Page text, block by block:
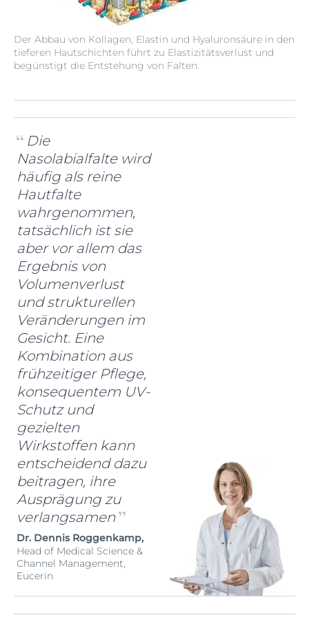
Der Abbau von Kollagen, Elastin und Hyaluronsäure in den
tieferen Hautschichten führt zu Elastizitätsverlust und
begünstigt die Entstehung von Falten.
Die
Nasolabialfalte wird
häufig als reine
Hautfalte
wahrgenommen,
tatsächlich ist sie
aber vor allem das
Ergebnis von
Volumenverlust
und strukturellen
Veränderungen im
Gesicht. Eine
Kombination aus
frühzeitiger Pflege,
konsequentem UV-
Schutz und
gezielten
Wirkstoffen kann
entscheidend dazu
beitragen, ihre
Ausprägung zu
verlangsamen
Dr. Dennis Roggenkamp,
Head of Medical Science &
Channel Management,
Eucerin